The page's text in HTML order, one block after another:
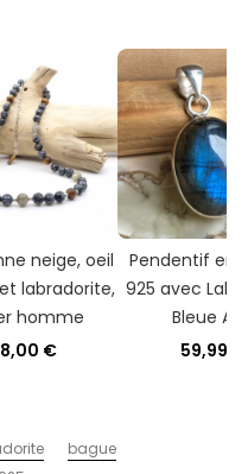
neige, oeil
labradorite,
homme
€
Pendentif en
925 avec
Bleue
59,99 €
bague